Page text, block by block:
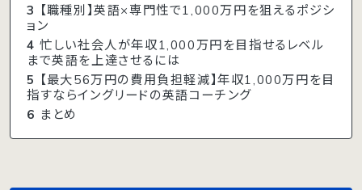
3
【職種別】英語×専門性で1,000万円を狙えるポジシ
ョン
4 忙しい社会人が年収1,000万円を目指せるレベル
まで英語を上達させるには
5
【最大56万円の費用負担軽減】年収1,000万円を目
指すならイングリードの英語コーチング
6 まとめ